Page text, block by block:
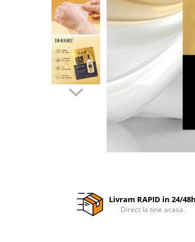
Livram RAPID in 24/48h
Direct la tine acasa.